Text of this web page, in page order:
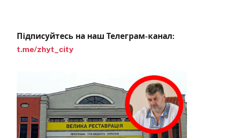
Підписуйтесь на наш Телеграм-канал:
t.me/zhyt_city